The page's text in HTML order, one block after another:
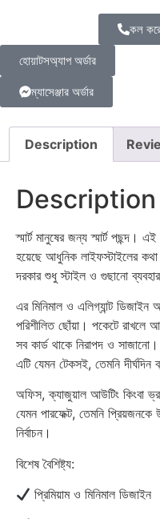
কল
হোয়াটসঅ্যাপ অর্ডার
ম্যাসেঞ্জার অর্ডার
Description
Description
স্মার্ট মানুষের জন্য স্মার্ট পছন্দ।
হয়েছে আধুনিক লাইফস্টাইলের
দরকার শুধু স্টাইল ও গুছানো
এর মিনিমাল ও এলিগ্যান্ট
পরিশীলিত ছোঁয়া। পকেটে রাখলে
সব কার্ড থাকে নিরাপদ ও সাজানো।
এটি যেমন টেকসই, তেমনি দীর্ঘদিন
অফিস, ক্যাজুয়াল আউটিং কিংবা
যেমন পারফেক্ট, তেমনি
নির্বাচন।
বিশেষ বৈশিষ্ট্য:
প্রিমিয়াম ও মিনিমাল ডিজাইন